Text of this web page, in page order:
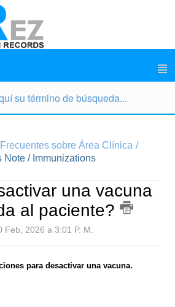
sobre Área Clínica
Note / Immunizations
una vacuna
al paciente?
2026 a 3:01 P. M.
para desactivar una vacuna.